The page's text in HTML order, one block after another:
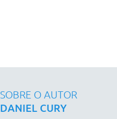
SOBRE O AUTOR
DANIEL CURY